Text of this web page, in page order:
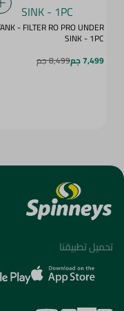
- FILTER RO PRO UNDER
SINK - 1PC
7,499 جم
8,499 جم
تحميل تطبيقنا